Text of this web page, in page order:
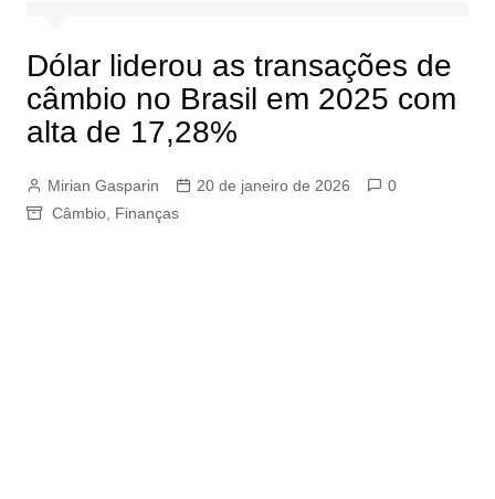
Dólar liderou as transações de
câmbio no Brasil em 2025 com
alta de 17,28%
Mirian Gasparin 20 de janeiro de 2026
0
Câmbio, Finanças